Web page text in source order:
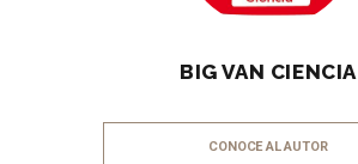
BIG VAN CIENCIA
CONOCE AL AUTOR